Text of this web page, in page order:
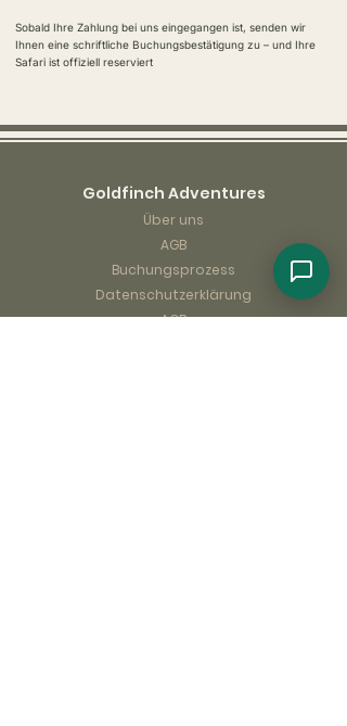
Sobald Ihre Zahlung bei uns eingegangen ist, senden wir
Ihnen eine schriftliche Buchungsbestätigung zu – und Ihre
Safari ist offiziell reserviert
Goldfinch Adventures
Über uns
AGB
Buchungsprozess
Datenschutzerklärung
AGB